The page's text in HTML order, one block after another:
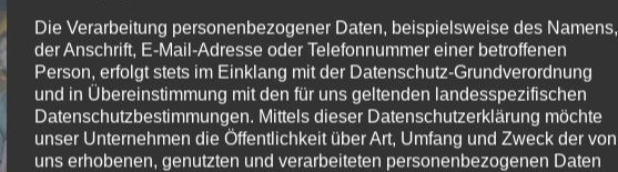
Die Verarbeitung personenbezogener Daten, beispielsweise des Namens,
der Anschrift, E-Mail-Adresse oder Telefonnummer einer betroffenen
Person, erfolgt stets im Einklang mit der Datenschutz-Grundverordnung
und in Übereinstimmung mit den für uns geltenden landesspezifischen
Datenschutzbestimmungen. Mittels dieser Datenschutzerklärung möchte
unser Unternehmen die Öffentlichkeit über Art, Umfang und Zweck der von
uns erhobenen, genutzten und verarbeiteten personenbezogenen Daten